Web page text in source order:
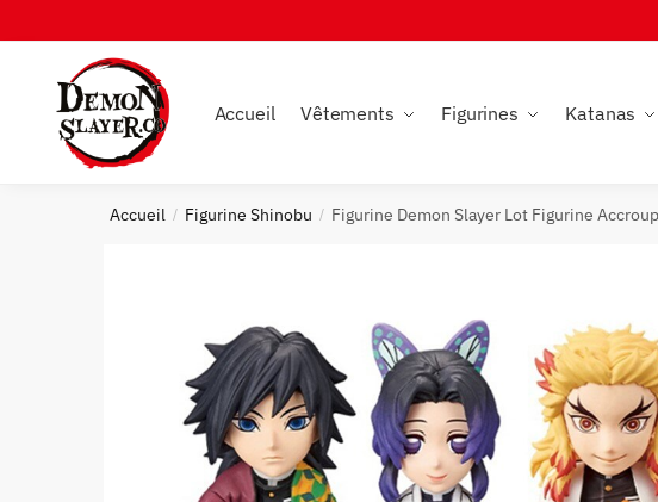
to
navigation
to
Accueil Vêtements Figurines Katanas
Accueil / Figurine Shinobu / Figurine Demon Slayer Lot Figurine